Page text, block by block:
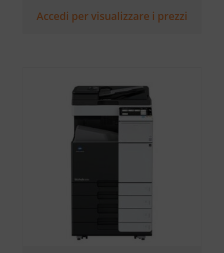
Accedi per visualizzare i prezzi